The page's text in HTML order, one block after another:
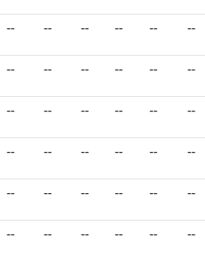
-- -- -- -- -- --
-- -- -- -- -- --
-- -- -- -- -- --
-- -- -- -- -- --
-- -- -- -- -- --
-- -- -- -- -- --